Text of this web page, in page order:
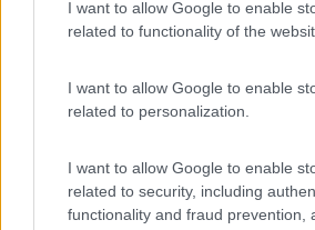
I want to allow Google to enable
related to functionality of the
I want to allow Google to enable
related to personalization.
I want to allow Google to enable
related to security, including
functionality and fraud prevention,
"viaggiate che sennò poi finite per credere che
panorama e invece esistono paesaggi meravigliosi
buda
640
Inserito il24/11/2017 alle:22:47:33